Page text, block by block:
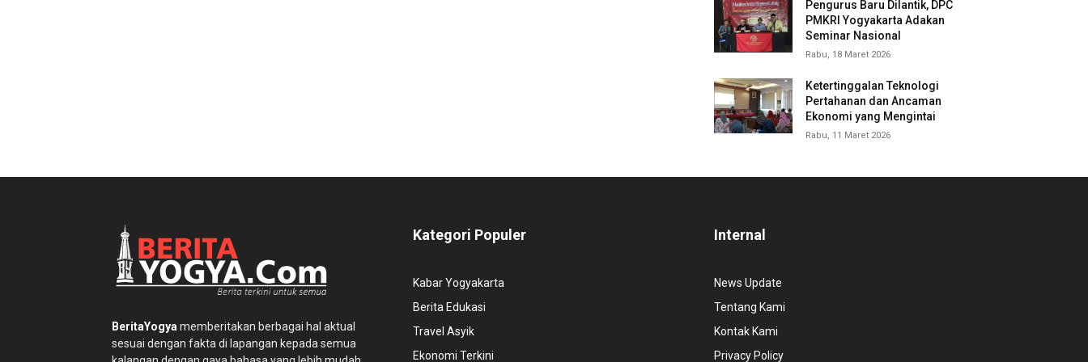
Pengurus Baru Dilantik, DPC
PMKRI Yogyakarta Adakan
Seminar Nasional
Rabu, 18 Maret 2026
Ketertinggalan Teknologi
Pertahanan dan Ancaman
Ekonomi yang Mengintai
Rabu, 11 Maret 2026
BeritaYogya memberitakan berbagai hal aktual
sesuai dengan fakta di lapangan kepada semua
Kategori Populer
Kabar Yogyakarta
Berita Edukasi
Travel Asyik
Ekonomi Terkini
Internal
News Update
Tentang Kami
Kontak Kami
Privacy Policy